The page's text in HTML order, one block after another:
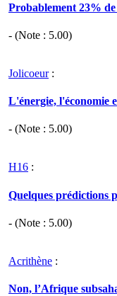
Probablement 23%
- (Note : 5.00)
Jolicoeur:
L'énergie, l'économie
- (Note : 5.00)
H16 :
Quelques prédictions
- (Note : 5.00)
Acrithène :
Non, l’Afrique